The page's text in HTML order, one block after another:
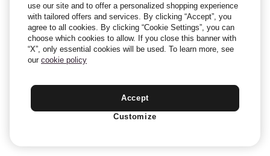
Pasticceria Di
Ripieni All'Albicocca
0.400kg
Realforno Senza
use our site and to offer a personalized shopping experience
with tailored offers and services. By clicking “Accept”, you
agree to all cookies. By clicking “Cookie Settings”, you can
choose which cookies to allow. If you close this banner with
“X”, only essential cookies will be used. To learn more, see
our cookie policy
Accept
Customize